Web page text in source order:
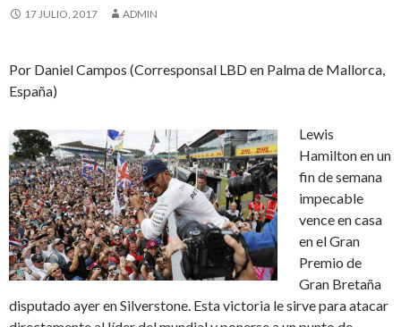
17 JULIO, 2017 ADMIN
Por Daniel Campos (Corresponsal LBD en Palma de Mallorca,
España)
Lewis
Hamilton en un
fin de semana
impecable
vence en casa
en el Gran
Premio de
Gran Bretaña
disputado ayer en Silverstone. Esta victoria le sirve para atacar